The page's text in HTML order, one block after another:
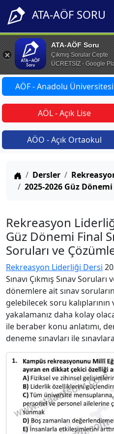
ATA-AÖF SORU
ATA-AÖF Soru
Çıkmış Sorular Cepte
ÜCRETSİZ - Google
AÖF - Anadolu Üniversitesi
AÖL - Açık Lise
AÖO - Açık Ortaokul
Anasayfa
Dersler
2025-2026 Güz Dönemi
Rekreasyon
Güz Dönemi Final
Soruları ve
Rekreasyon Liderliği Dersi
Sınavı Çıkmış Sınav
dönemlere ait sınav
gelebilecek soru
yakalamanız daha kolay
ile beraber konu anlatımı,
deneme sınavları ile